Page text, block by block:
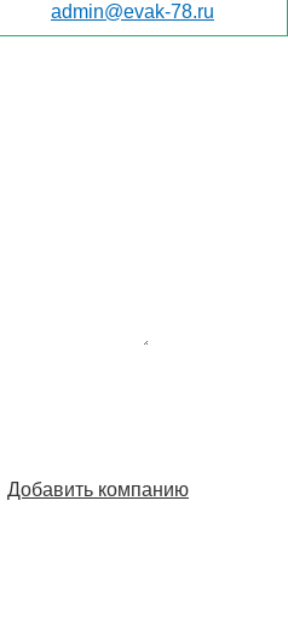
admin@evak-78.ru
Добавить компанию